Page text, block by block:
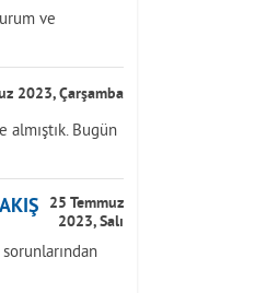
ve
2023, Çarşamba
Bugün
25 Temmuz
2023, Salı